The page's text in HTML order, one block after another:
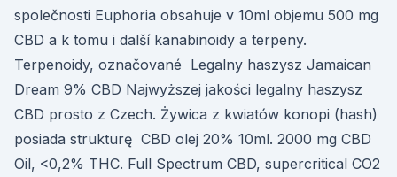
společnosti Euphoria obsahuje v 10ml objemu 500 mg
CBD a k tomu i další kanabinoidy a terpeny.
Terpenoidy, označované Legalny haszysz Jamaican
Dream 9% CBD Najwyższej jakości legalny haszysz
CBD prosto z Czech. Żywica z kwiatów konopi (hash)
posiada strukturę CBD olej 20% 10ml. 2000 mg CBD
Oil, <0,2% THC. Full Spectrum CBD, supercritical CO2